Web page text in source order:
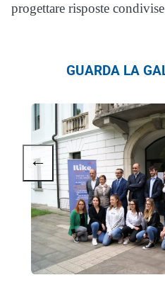
progettare risposte
GUARDA LA
←